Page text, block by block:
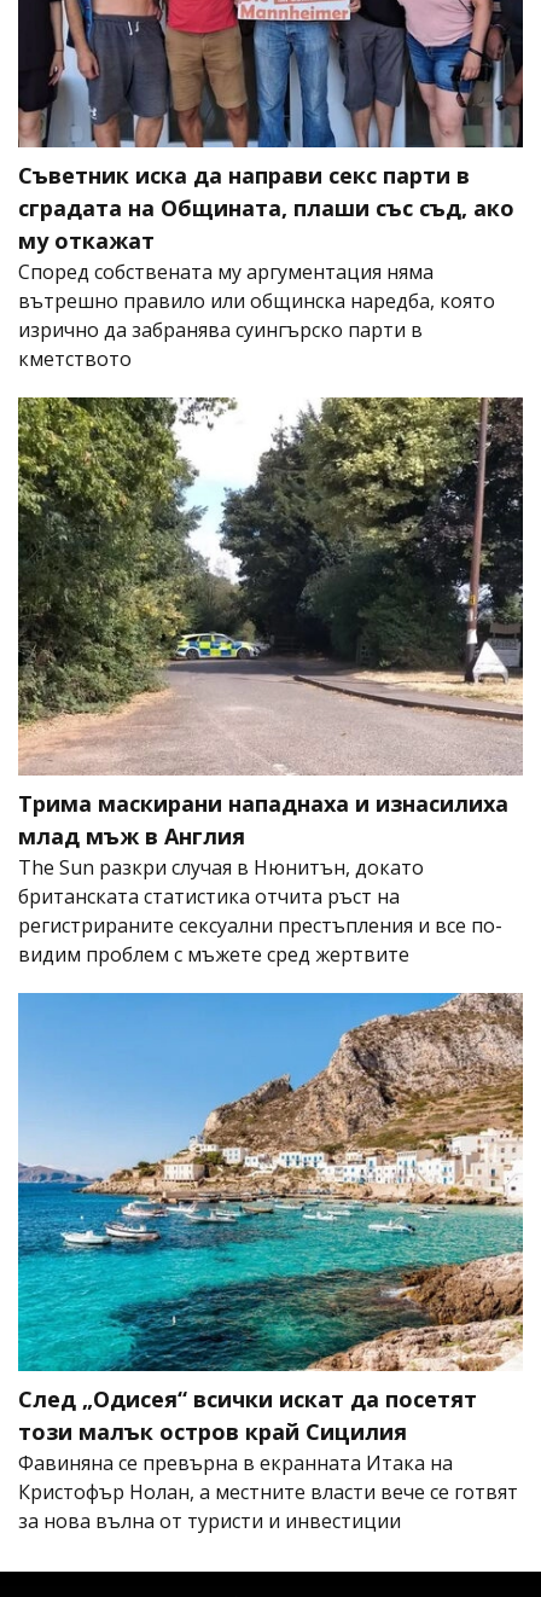
Съветник иска да направи секс парти в
сградата на Общината, плаши със съд, ако
му откажат
Според собствената му аргументация няма
вътрешно правило или общинска наредба, която
изрично да забранява суингърско парти в
кметството
Трима маскирани нападнаха и изнасилиха
млад мъж в Англия
The Sun разкри случая в Нюнитън, докато
британската статистика отчита ръст на
регистрираните сексуални престъпления и все по-
видим проблем с мъжете сред жертвите
След „Одисея“ всички искат да посетят
този малък остров край Сицилия
Фавиняна се превърна в екранната Итака на
Кристофър Нолан, а местните власти вече се готвят
за нова вълна от туристи и инвестиции